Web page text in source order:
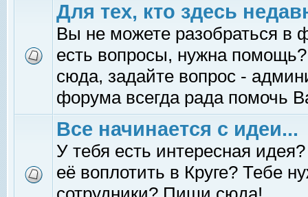
Для тех, кто здесь
Вы не можете разобраться в
есть вопросы, нужна помощь?
сюда, задайте вопрос -
форума всегда рада помочь
Все начинается с идеи...
У тебя есть интересная
её воплотить в Круге? Тебе